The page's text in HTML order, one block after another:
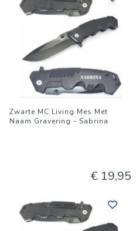
Zwarte MC Living Mes Met
Naam Gravering - Sabrina
€ 19,95